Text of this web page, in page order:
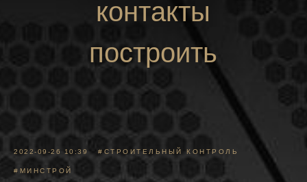
построить
маршрут
контакты
2022-09-26 10:39 #СТРОИТЕЛЬНЫЙ КОНТРОЛЬ
#МИНСТРОЙ